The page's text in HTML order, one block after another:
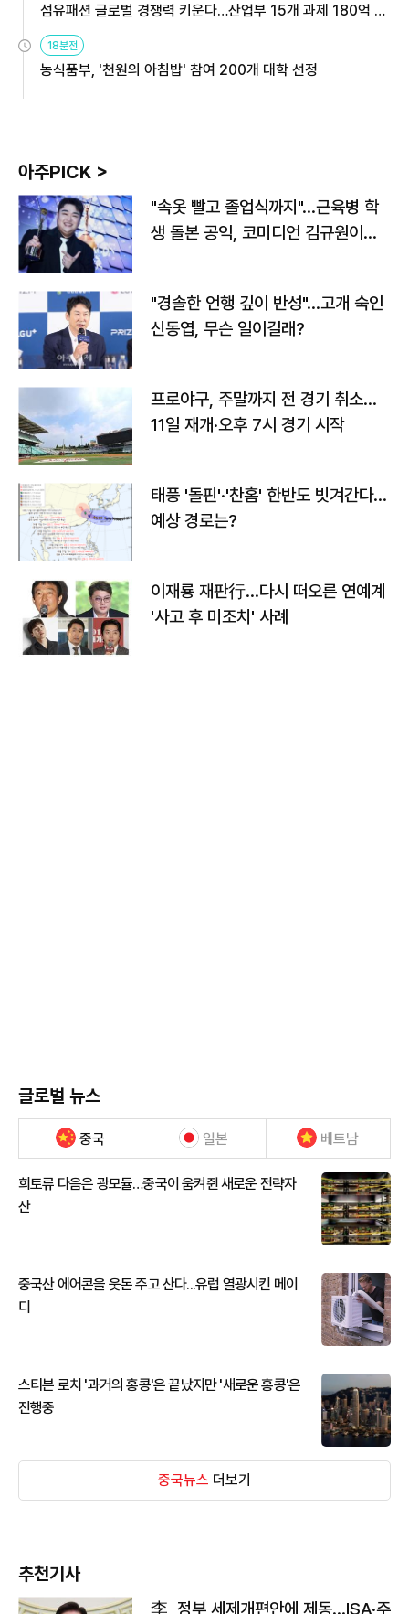
섬유패션 글로벌 경쟁력 키운다…산업부 15개 과제 180억 지
원
18분전
농식품부, '천원의 아침밥' 참여 200개 대학 선정
아주PICK >
"속옷 빨고 졸업식까지"…근육병 학
생 돌본 공익, 코미디언 김규원이었
"경솔한 언행 깊이 반성"…고개 숙인
신동엽, 무슨 일이길래?
프로야구, 주말까지 전 경기 취소…
11일 재개·오후 7시 경기 시작
태풍 '돌핀'·'찬홈' 한반도 빗겨간다…
예상 경로는?
이재룡 재판行…다시 떠오른 연예계
'사고 후 미조치' 사례
글로벌 뉴스
중국 일본 베트남
희토류 다음은 광모듈…중국이 움켜쥔 새로운 전략자
산
중국산 에어콘을 웃돈 주고 산다...유럽 열광시킨 메이
디
스티븐 로치 '과거의 홍콩'은 끝났지만 '새로운 홍콩'은
진행중
중국뉴스 더보기
추천기사
李, 정부 세제개편안에 제동…ISA·주